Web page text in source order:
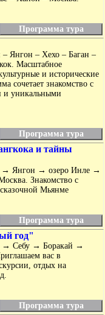
Программа тура
Янгон – Хехо – Баган –
Масштабное
и исторические
сочетает знакомство с
и уникальными
Программа тура
и тайны
→ Янгон → озеро Инле →
Знакомство с
Мьянме
Программа тура
год"
→ Себу → Боракай →
вас в
отдых на
Программа тура